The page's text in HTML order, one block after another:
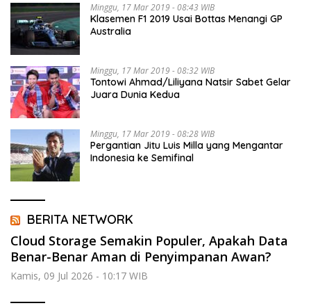
Minggu, 17 Mar 2019 - 08:43 WIB
Klasemen F1 2019 Usai Bottas Menangi GP
Australia
Minggu, 17 Mar 2019 - 08:32 WIB
Tontowi Ahmad/Liliyana Natsir Sabet Gelar
Juara Dunia Kedua
Minggu, 17 Mar 2019 - 08:28 WIB
Pergantian Jitu Luis Milla yang Mengantar
Indonesia ke Semifinal
BERITA NETWORK
Cloud Storage Semakin Populer, Apakah Data
Benar-Benar Aman di Penyimpanan Awan?
Kamis, 09 Jul 2026 - 10:17 WIB